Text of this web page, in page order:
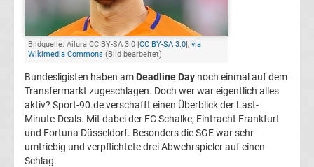
Europa
League
Europa
Conference
League
Bildquelle: Ailura CC BY-SA 3.0 [CC BY-SA 3.0], via
Wikimedia Commons (Bild bearbeitet)
Bundesligisten haben am Deadline Day noch einmal auf dem
Transfermarkt zugeschlagen. Doch wer war eigentlich alles
aktiv? Sport-90.de verschafft einen Überblick der Last-
Minute-Deals. Mit dabei der FC Schalke, Eintracht Frankfurt
und Fortuna Düsseldorf. Besonders die SGE war sehr
umtriebig und verpflichtete drei Abwehrspieler auf einen
Schlag.